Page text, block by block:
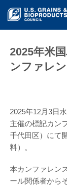
2025年米
ンファレ
2025年12月3日
主催の標記カン
千代田区）にて
料）。
本カンファレン
ール関係者から